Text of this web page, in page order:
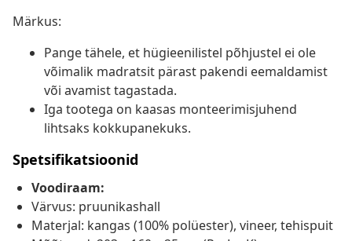
Märkus:
Pange tähele, et hügieenilistel põhjustel ei ole
võimalik madratsit pärast pakendi eemaldamist
või avamist tagastada.
Iga tootega on kaasas monteerimisjuhend
lihtsaks kokkupanekuks.
Spetsifikatsioonid
Voodiraam:
Värvus: pruunikashall
Materjal: kangas (100% polüester), vineer, tehispuit